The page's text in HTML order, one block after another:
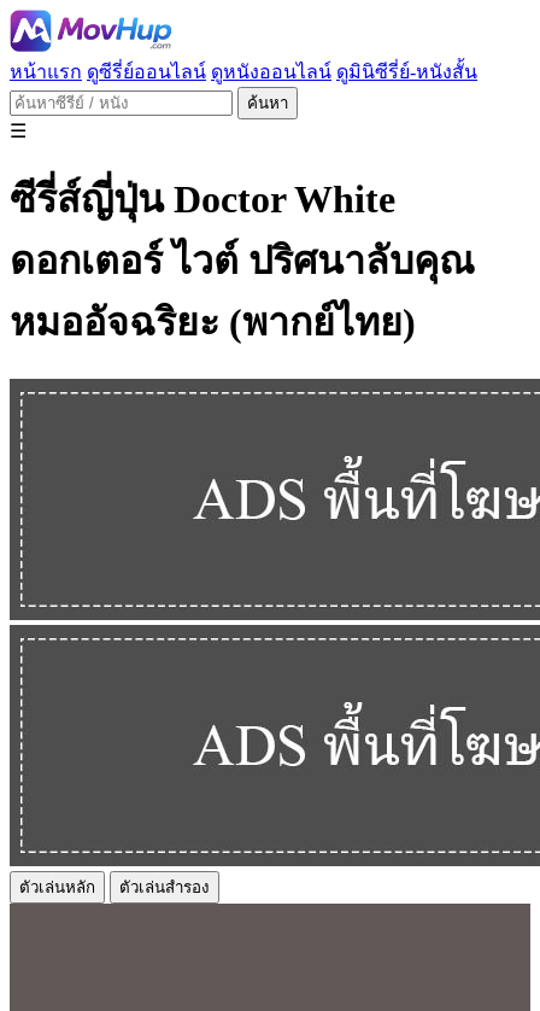
หน้าแรก ดูซีรี่ย์ออนไลน์ ดูหนังออนไลน์ ดูมินิซีรี่ย์-หนังสั้น
ค้นหา
☰
ซีรี่ส์ญี่ปุ่น Doctor White
ดอกเตอร์ ไวต์ ปริศนาลับคุณ
หมออัจฉริยะ (พากย์ไทย)
ตัวเล่นหลัก ตัวเล่นสำรอง